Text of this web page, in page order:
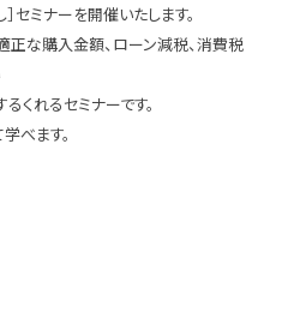
セミナーを開催いたします。
正な購入金額、ローン減税、消費税
くれるセミナーです。
べます。